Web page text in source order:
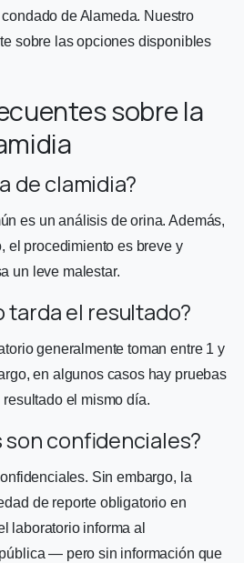
de Alameda. Nuestro
sobre las opciones disponibles
sobre la
de clamidia?
es un análisis de orina. Además,
el procedimiento es breve y
un leve malestar.
tarda el resultado?
generalmente toman entre 1 y
en algunos casos hay pruebas
el mismo día.
son confidenciales?
Sin embargo, la
de reporte obligatorio en
laboratorio informa al
— pero sin información que